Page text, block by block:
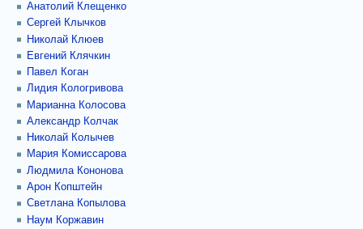
Анатолий Клещенко
Сергей Клычков
Николай Клюев
Евгений Клячкин
Павел Коган
Лидия Кологривова
Марианна Колосова
Александр Колчак
Николай Колычев
Мария Комиссарова
Людмила Кононова
Арон Копштейн
Светлана Копылова
Наум Коржавин